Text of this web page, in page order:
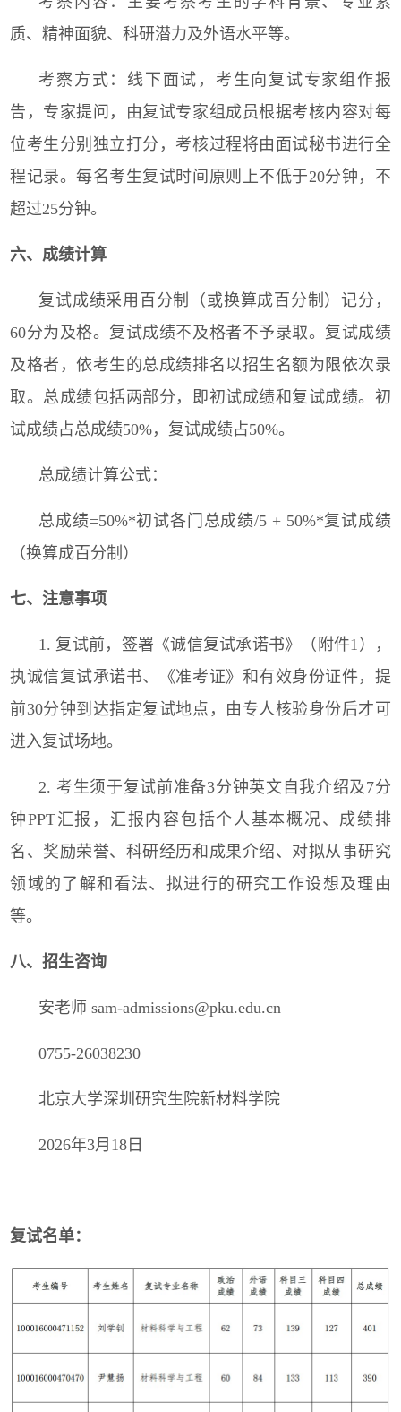
质、精神面貌、科研潜力及外语水平等。
考察方式：线下面试，考生向复试专家组作报
告，专家提问，由复试专家组成员根据考核内容对每
位考生分别独立打分，考核过程将由面试秘书进行全
程记录。每名考生复试时间原则上不低于20分钟，不
超过25分钟。
六、成绩计算
复试成绩采用百分制（或换算成百分制）记分，
60分为及格。复试成绩不及格者不予录取。复试成绩
及格者，依考生的总成绩排名以招生名额为限依次录
取。总成绩包括两部分，即初试成绩和复试成绩。初
试成绩占总成绩50%，复试成绩占50%。
总成绩计算公式：
总成绩=50%*初试各门总成绩/5 + 50%*复试成绩
（换算成百分制）
七、注意事项
1. 复试前，签署《诚信复试承诺书》（附件1 ），
执诚信复试承诺书、《准考证》和有效身份证件，提
前30分钟到达指定复试地点，由专人核验身份后才可
进入复试场地。
2. 考生须于复试前准备3分钟英文自我介绍及7分
钟PPT汇报，汇报内容包括个人基本概况、成绩排
名、奖励荣誉、科研经历和成果介绍、对拟从事研究
领域的了解和看法、拟进行的研究工作设想及理由
等。
八、招生咨询
安老师 sam-admissions@pku.edu.cn
0755-26038230
北京大学深圳研究生院新材料学院
2026年3月 18 日
复试名单：